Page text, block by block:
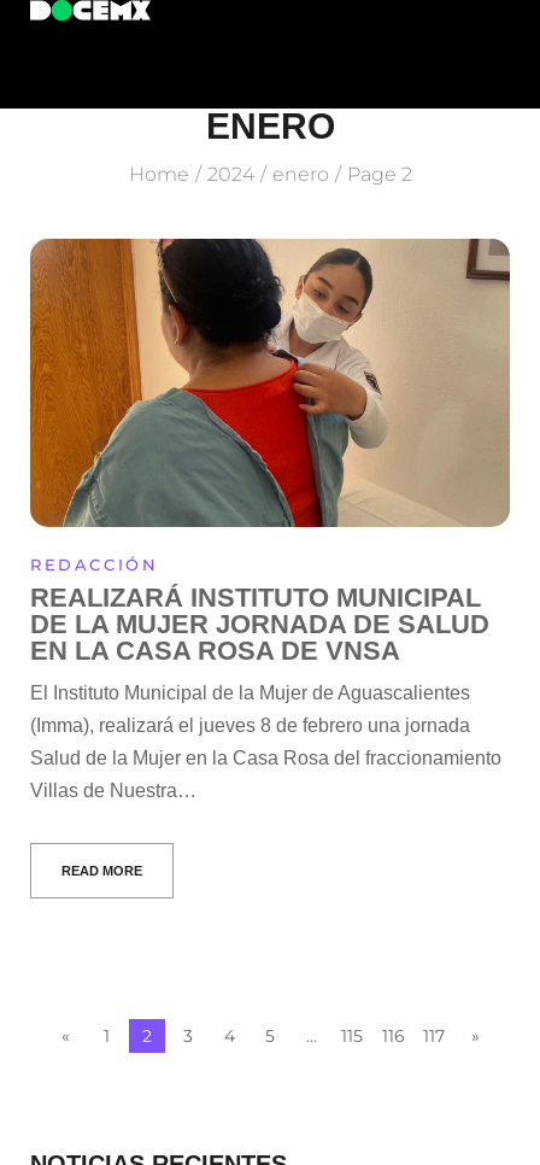
ENERO
Home / 2024 / enero / Page 2
REDACCIÓN
REALIZARÁ INSTITUTO MUNICIPAL
DE LA MUJER JORNADA DE SALUD
EN LA CASA ROSA DE VNSA
El Instituto Municipal de la Mujer de Aguascalientes
(Imma), realizará el jueves 8 de febrero una jornada
Salud de la Mujer en la Casa Rosa del fraccionamiento
Villas de Nuestra…
READ MORE
« 1 2 3 4 5 … 115 116 117 »